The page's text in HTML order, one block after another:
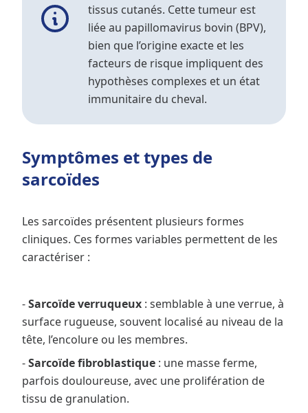
tissus cutanés. Cette tumeur est
liée au papillomavirus bovin (BPV),
bien que l’origine exacte et les
facteurs de risque impliquent des
hypothèses complexes et un état
immunitaire du cheval.
Symptômes et types de
sarcoïdes
Les sarcoïdes présentent plusieurs formes
cliniques. Ces formes variables permettent de les
caractériser :
-Sarcoïde verruqueux : semblable à une verrue, à
surface rugueuse, souvent localisé au niveau de la
tête, l’encolure ou les membres.
-Sarcoïde fibroblastique : une masse ferme,
parfois douloureuse, avec une prolifération de
tissu de granulation.